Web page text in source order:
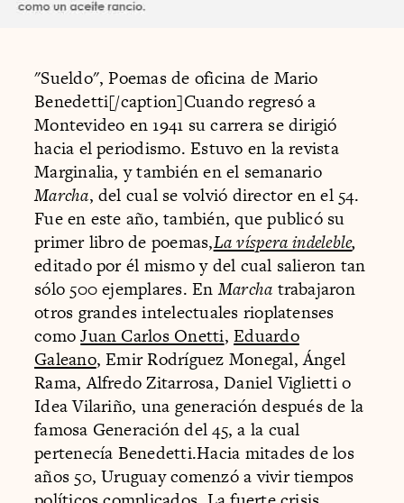
"Sueldo", Poemas de oficina de Mario
Benedetti[/caption]Cuando regresó a
Montevideo en 1941 su carrera se dirigió
hacia el periodismo. Estuvo en la revista
Marginalia, y también en el semanario
Marcha, del cual se volvió director en el 54.
Fue en este año, también, que publicó su
primer libro de poemas,La víspera indeleble,
editado por él mismo y del cual salieron tan
sólo 500 ejemplares. EnMarcha trabajaron
otros grandes intelectuales rioplatenses
comoJuan Carlos Onetti,Eduardo
Galeano, Emir Rodríguez Monegal, Ángel
Rama, Alfredo Zitarrosa, Daniel Viglietti o
Idea Vilariño, una generación después de la
famosa Generación del 45, a la cual
pertenecía Benedetti.Hacia mitades de los
años 50, Uruguay comenzó a vivir tiempos